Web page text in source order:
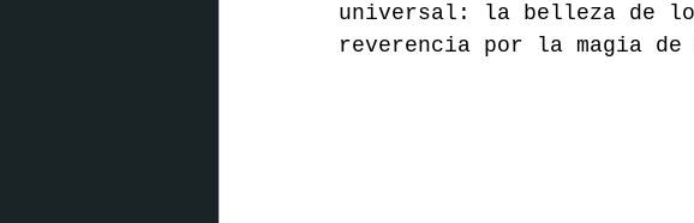
universal: la belleza de
reverencia por la magia